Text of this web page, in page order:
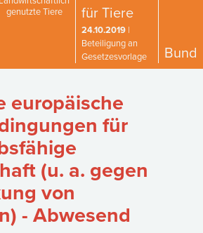
genutzte Tiere
für Tiere
24.10.2019 |
Beteiligung an
Gesetzesvorlage
Bund
europäische
für
(u. a. gegen
von
- Abwesend